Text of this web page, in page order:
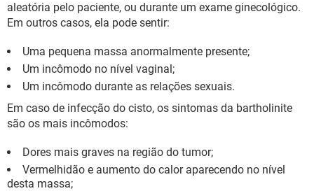
aleatória pelo paciente, ou durante um exame ginecológico.
Em outros casos, ela pode sentir:
Uma pequena massa anormalmente presente;
Um incômodo no nível vaginal;
Um incômodo durante as relações sexuais.
Em caso de infecção do cisto, os sintomas da bartholinite
são os mais incômodos:
Dores mais graves na região do tumor;
Vermelhidão e aumento do calor aparecendo no nível
desta massa;